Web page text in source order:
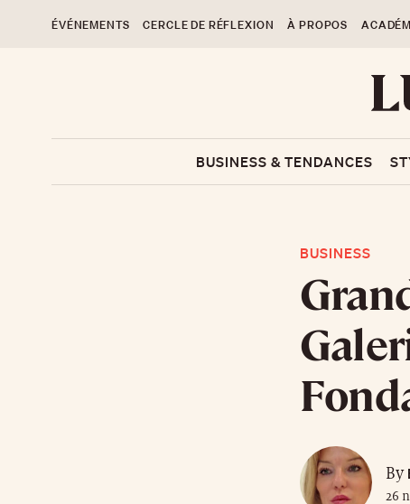
ÉVÉNEMENTS CERCLE DE RÉFLEXION À PROPOS
BUSINESS & TENDANCES
BUSINESS
By
26